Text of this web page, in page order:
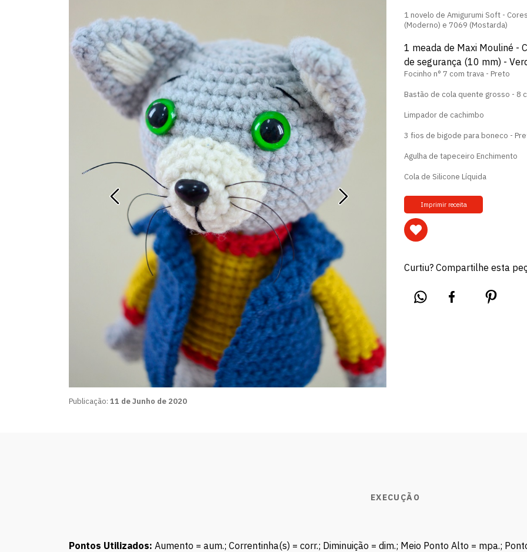
Publicação: 11 de Junho de 2020
1 novelo de Amigurumi Soft -
(Moderno) e 7069 (Mostarda)
1 meada de Maxi Mouliné -
de segurança (10 mm) -
Focinho n° 7 com trava - Preto
Bastão de cola quente grosso - 8
Limpador de cachimbo
3 fios de bigode para boneco -
Agulha de tapeceiro Enchimento
Cola de Silicone Líquida
Imprimir receita
Curtiu? Compartilhe esta
EXECUÇÃO
Pontos Utilizados: Aumento = aum.; Correntinha(s) = corr.; Diminuição = dim.; Meio Ponto Alto = mpa.;